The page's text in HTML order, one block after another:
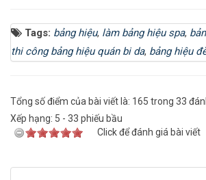
Tags: bảng hiệu, làm bảng hiệu spa,
thi công bảng hiệu quán bi da, bảng hiệu
Tổng số điểm của bài viết là: 165 trong 33
Xếp hạng: 5 - 33 phiếu bầu
Click để đánh giá bài viết